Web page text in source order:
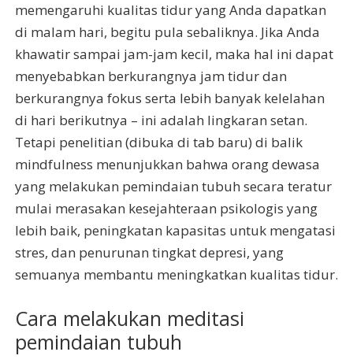
memengaruhi kualitas tidur yang Anda dapatkan
di malam hari, begitu pula sebaliknya. Jika Anda
khawatir sampai jam-jam kecil, maka hal ini dapat
menyebabkan berkurangnya jam tidur dan
berkurangnya fokus serta lebih banyak kelelahan
di hari berikutnya – ini adalah lingkaran setan.
Tetapi penelitian (dibuka di tab baru) di balik
mindfulness menunjukkan bahwa orang dewasa
yang melakukan pemindaian tubuh secara teratur
mulai merasakan kesejahteraan psikologis yang
lebih baik, peningkatan kapasitas untuk mengatasi
stres, dan penurunan tingkat depresi, yang
semuanya membantu meningkatkan kualitas tidur.
Cara melakukan meditasi
pemindaian tubuh